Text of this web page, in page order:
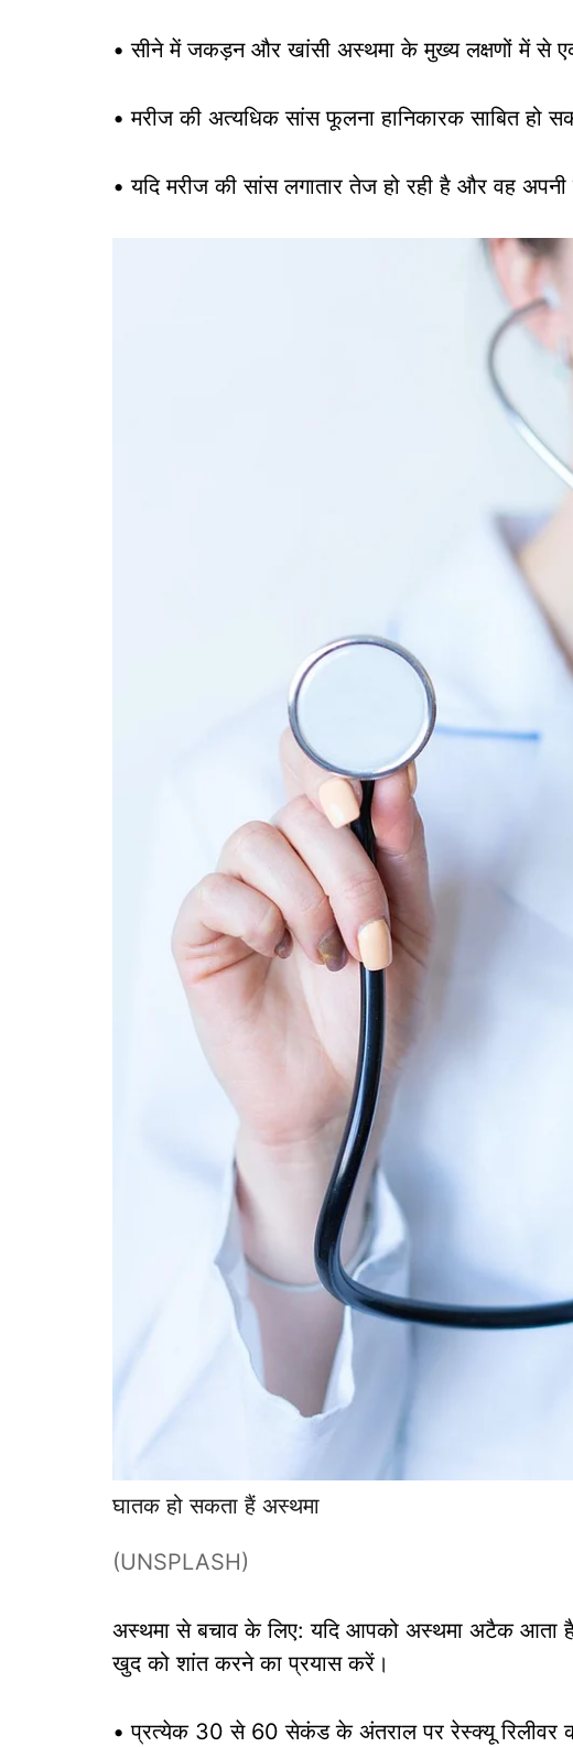
• सीने में जकड़न और खांसी अस्थमा के मुख्य लक्षणों में से
• मरीज की अत्यधिक सांस फूलना हानिकारक साबित हो
• यदि मरीज की सांस लगातार तेज हो रही है और वह
घातक हो सकता हैं अस्थमा
(UNSPLASH)
अस्थमा से बचाव के लिए: यदि आपको अस्थमा अटैक आता
खुद को शांत करने का प्रयास करें।
• प्रत्येक 30 से 60 सेकंड के अंतराल पर रेस्क्यू